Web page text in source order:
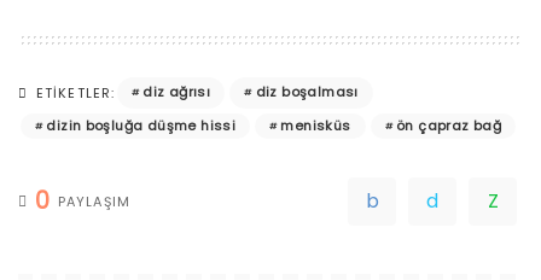
ETIKETLER: diz ağrısı
diz boşalması
dizin boşluğa düşme hissi
menisküs ön çapraz bağ
0 PAYLAŞIM